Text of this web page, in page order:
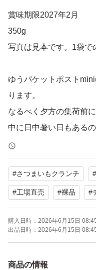
賞味期限2027年2月
350g
写真は見本です。1袋で
ゆうパケットポスト
ります。
なるべく夕方の集荷前
中に日中暑い日もある
解の上お願いします。
厚みがギリギリのため
になります。
アウトレット品ですが
あります。
在庫状況や賞味期限等
#さつまいもクランチ #
#工場直売 #裸品 #
購入日時： 2026年6月15日
出品日時： 2026年6月15日
商品の情報